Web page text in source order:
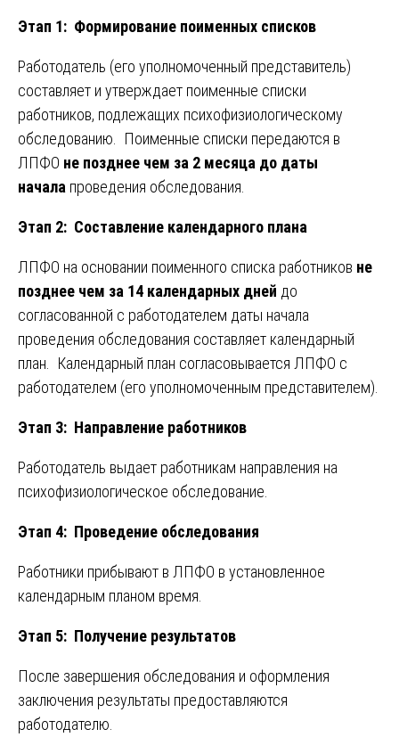
Этап 1: Формирование поименных списков
Работодатель (его уполномоченный представитель)
составляет и утверждает поименные списки
работников, подлежащих психофизиологическому
обследованию. Поименные списки передаются в
ЛПФО не позднее чем за 2 месяца до даты
начала проведения обследования.
Этап 2: Составление календарного плана
ЛПФО на основании поименного списка работников не
позднее чем за 14 календарных дней до
согласованной с работодателем даты начала
проведения обследования составляет календарный
план. Календарный план согласовывается ЛПФО с
работодателем (его уполномоченным представителем).
Этап 3: Направление работников
Работодатель выдает работникам направления на
психофизиологическое обследование.
Этап 4: Проведение обследования
Работники прибывают в ЛПФО в установленное
календарным планом время.
Этап 5: Получение результатов
После завершения обследования и оформления
заключения результаты предоставляются
работодателю.